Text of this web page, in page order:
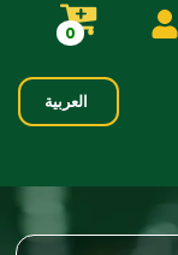
0
العربية